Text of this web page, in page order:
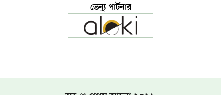
ভেন্যু পার্টনার